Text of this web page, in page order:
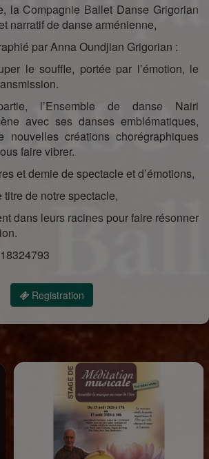
la Compagnie Ballet Danse Grigorian
narratif de danse arménienne,
par Anna Oundjian Grigorian :
le souffle, portée par l’émotion, le
l’Ensemble de danse Nairi
avec ses danses emblématiques,
nouvelles créations chorégraphiques
faire vibrer.
et demie de spectacle et d’émotions,
de notre spectacle,
dans leurs racines pour faire résonner
Registration